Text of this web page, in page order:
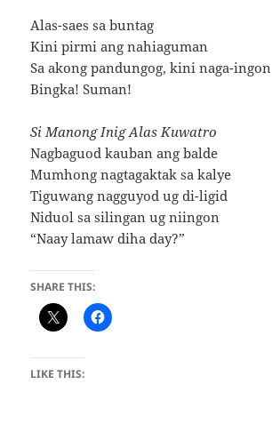
Alas-saes sa buntag
Kini pirmi ang nahiaguman
Sa akong pandungog, kini naga-ingon
Bingka! Suman!
Si Manong Inig Alas Kuwatro
Nagbaguod kauban ang balde
Mumhong nagtagaktak sa kalye
Tiguwang nagguyod ug di-ligid
Niduol sa silingan ug niingon
“Naay lamaw diha day?”
SHARE THIS:
LIKE THIS: